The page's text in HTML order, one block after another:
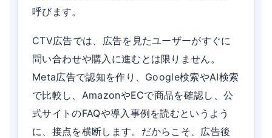
呼びます。
CTV広告では、広告を見たユーザーがすぐに
問い合わせや購入に進むとは限りません。
Meta広告で認知を作り、Google検索やAI検索
で比較し、AmazonやECで商品を確認し、公
式サイトのFAQや導入事例を読むというよう
に、接点を横断します。だからこそ、広告後